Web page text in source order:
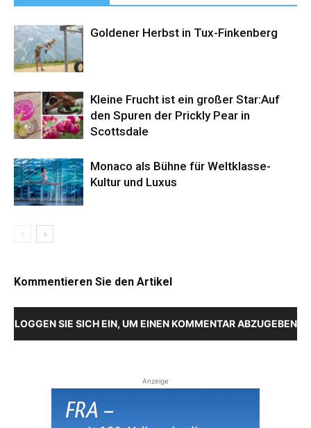
Goldener Herbst in Tux-Finkenberg
Kleine Frucht ist ein großer Star:Auf
den Spuren der Prickly Pear in
Scottsdale
Monaco als Bühne für Weltklasse-
Kultur und Luxus
Kommentieren Sie den Artikel
LOGGEN SIE SICH EIN, UM EINEN KOMMENTAR ABZUGEBEN
Anzeige